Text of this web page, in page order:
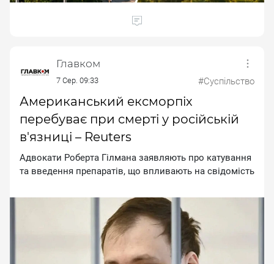
Главком
7 Сер. 09:33 #Суспільство
Американський ексморпіх
перебуває при смерті у російській
в'язниці – Reuters
Aдвoкaти Poбepтa Гiлмaнa зaявляють пpo кaтувaння
тa ввeдeння пpeпapaтiв, щo впливaють нa cвiдoмicть